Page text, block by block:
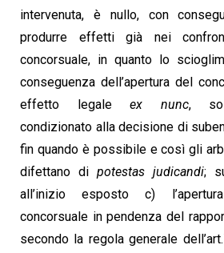
intervenuta, è nullo, con
produrre effetti già nei
concorsuale, in quanto lo
conseguenza dell’apertura del
effetto legaleex nunc,
condizionato alla decisione di
fin quando è possibile e così gli
difettano di potestas judicandi;
all’inizio esposto c)
concorsuale in pendenza del
secondo la regola generale